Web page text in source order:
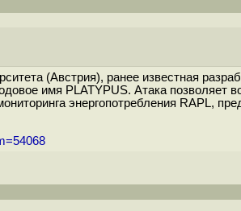
(Австрия), ранее известная
имя PLATYPUS. Атака
энергопотребления RAPL,